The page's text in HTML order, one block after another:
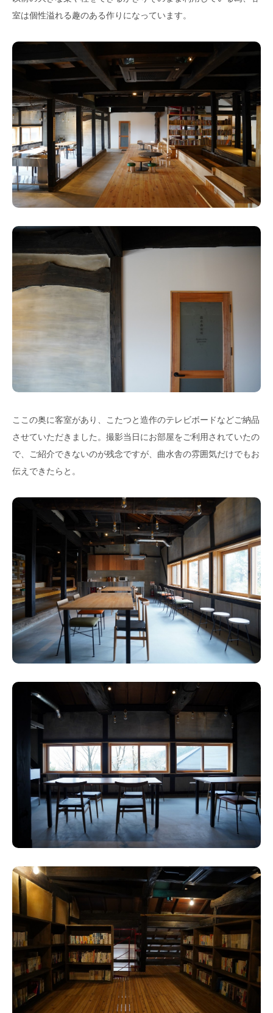
室は個性溢れる趣のある作りになっています。
ここの奥に客室があり、こたつと造作のテレビボードなどご納品
させていただきました。撮影当日にお部屋をご利用されていたの
で、ご紹介できないのが残念ですが、曲水舎の雰囲気だけでもお
伝えできたらと。